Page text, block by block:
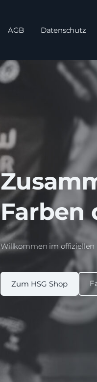
AGB Datenschutz
Farben
Willkommen im offiziellen
​Zum HSG Shop​